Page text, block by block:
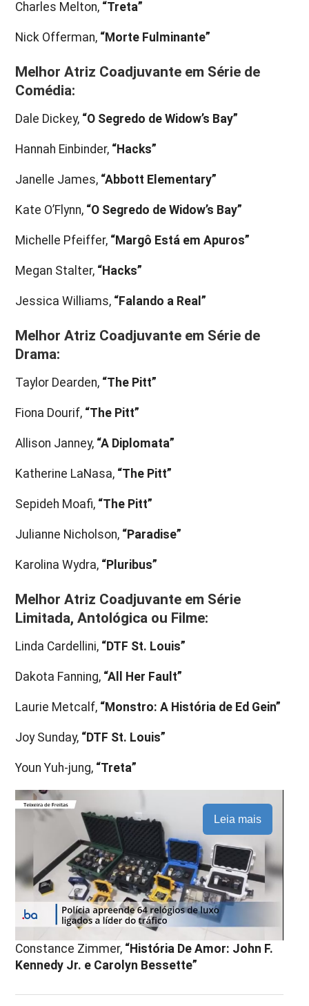
Charles Melton, “Treta”
Nick Offerman, “Morte Fulminante”
Melhor Atriz Coadjuvante em Série de
Comédia:
Dale Dickey, “O Segredo de Widow’s Bay”
Hannah Einbinder, “Hacks”
Janelle James, “Abbott Elementary”
Kate O’Flynn, “O Segredo de Widow’s Bay”
Michelle Pfeiffer, “Margô Está em Apuros”
Megan Stalter, “Hacks”
Jessica Williams, “Falando a Real”
Melhor Atriz Coadjuvante em Série de
Drama:
Taylor Dearden, “The Pitt”
Fiona Dourif, “The Pitt”
Allison Janney, “A Diplomata”
Katherine LaNasa, “The Pitt”
Sepideh Moafi, “The Pitt”
Julianne Nicholson, “Paradise”
Karolina Wydra, “Pluribus”
Melhor Atriz Coadjuvante em Série
Limitada, Antológica ou Filme:
Linda Cardellini, “DTF St. Louis”
Dakota Fanning, “All Her Fault”
Laurie Metcalf, “Monstro: A História de Ed Gein”
Joy Sunday, “DTF St. Louis”
Youn Yuh-jung, “Treta”
Leia mais
Constance Zimmer, “História De Amor: John F.
Kennedy Jr. e Carolyn Bessette”